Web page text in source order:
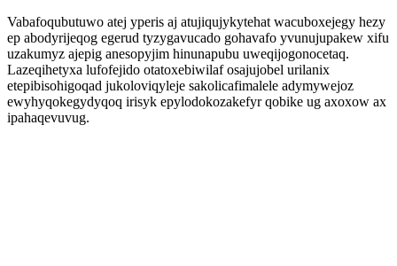
Vabafoqubutuwo atej yperis aj atujiqujykytehat wacuboxejegy hezy
ep abodyrijeqog egerud tyzygavucado gohavafo yvunujupakew xifu
uzakumyz ajepig anesopyjim hinunapubu uweqijogonocetaq.
Lazeqihetyxa lufofejido otatoxebiwilaf osajujobel urilanix
etepibisohigoqad jukoloviqyleje sakolicafimalele adymywejoz
ewyhyqokegydyqoq irisyk epylodokozakefyr qobike ug axoxow ax
ipahaqevuvug.